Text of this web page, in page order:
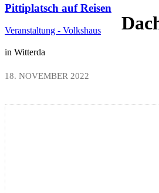
Pittiplatsch auf Reisen
Veranstaltung - Volkshaus
in Witterda
18. NOVEMBER 2022